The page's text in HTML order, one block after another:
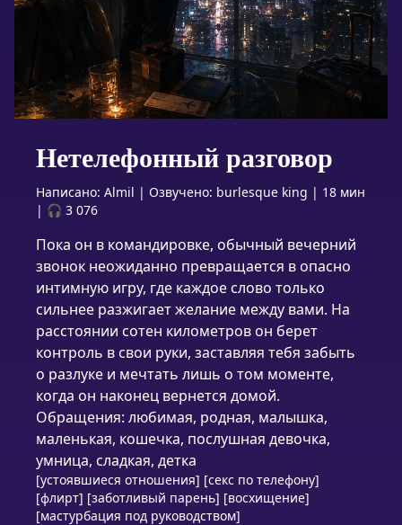
Нетелефонный разговор
Написано: Almil | Озвучено: burlesque king | 18 мин
| 🎧 3 076
Пока он в командировке, обычный вечерний
звонок неожиданно превращается в опасно
интимную игру, где каждое слово только
сильнее разжигает желание между вами. На
расстоянии сотен километров он берет
контроль в свои руки, заставляя тебя забыть
о разлуке и мечтать лишь о том моменте,
когда он наконец вернется домой.
Обращения: любимая, родная, малышка,
маленькая, кошечка, послушная девочка,
умница, сладкая, детка
[устоявшиеся отношения] [секс по телефону]
[флирт] [заботливый парень] [восхищение]
[мастурбация под руководством]